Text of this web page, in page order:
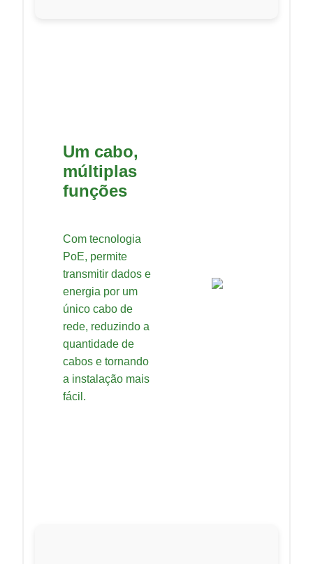
Um cabo,
múltiplas
funções
Com tecnologia
PoE, permite
transmitir dados e
energia por um
único cabo de
rede, reduzindo a
quantidade de
cabos e tornando
a instalação mais
fácil.